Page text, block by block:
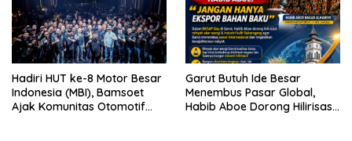
Hadiri HUT ke-8 Motor Besar
Indonesia (MBI), Bamsoet
Ajak Komunitas Otomotif
Garut Butuh Ide Besar
Menembus Pasar Global,
Habib Aboe Dorong Hilirisasi